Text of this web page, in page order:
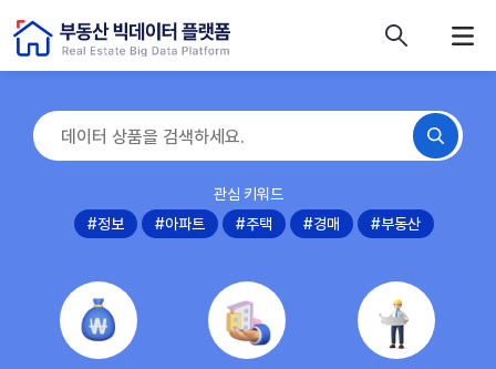
관심 키워드
#정보
#아파트 #주택 #경매 #부동산